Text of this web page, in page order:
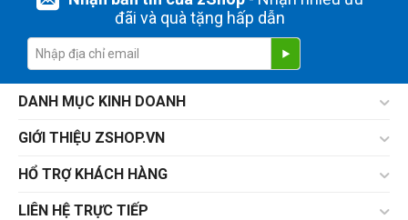
đãi và quà tặng hấp dẫn
DANH MỤC KINH DOANH
GIỚI THIỆU ZSHOP.VN
HỔ TRỢ KHÁCH HÀNG
LIÊN HỆ TRỰC TIẾP